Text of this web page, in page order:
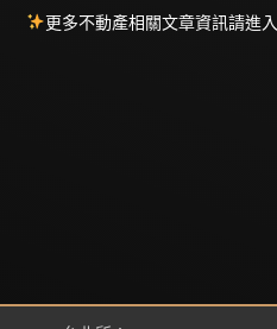
更多不動產相關文章資訊請進入